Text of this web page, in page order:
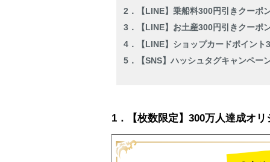
2．【LINE】乗船料300円引きクーポ
3．【LINE】お土産300円引きクーポ
4．【LINE】ショップカードポイント
5．【SNS】ハッシュタグキャンペー
1．【枚数限定】300万人達成オ